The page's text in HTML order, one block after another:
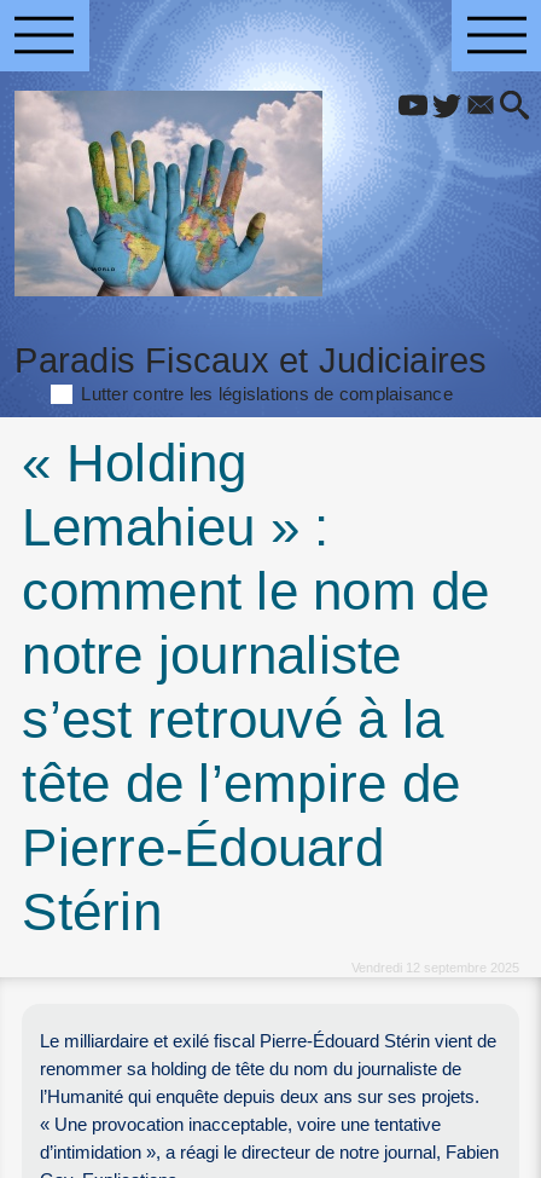
Paradis Fiscaux et Judiciaires
Lutter contre les législations de complaisance
« Holding
Lemahieu » :
comment le nom de
notre journaliste
s’est retrouvé à la
tête de l’empire de
Pierre-Édouard
Stérin
Vendredi 12 septembre 2025
Le milliardaire et exilé fiscal Pierre-Édouard Stérin vient de
renommer sa holding de tête du nom du journaliste de
l’Humanité qui enquête depuis deux ans sur ses projets.
« Une provocation inacceptable, voire une tentative
d’intimidation », a réagi le directeur de notre journal, Fabien